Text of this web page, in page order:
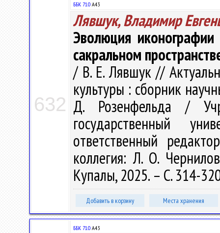
632
ББК 71.0 А43
Лявшук, Владимир
Эволюция
сакральном
/ В. Е. Лявшук //
культуры : сборник
Д. Розенфельда /
государственный
ответственный
коллегия: Л. О.
Купалы, 2025. – С. 314-
Добавить в корзину Места хранения
ББК 71.0 А43